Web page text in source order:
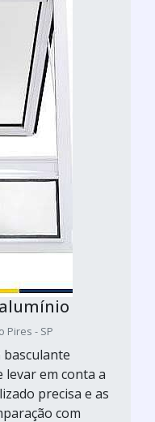
Pires - SP
em conta a
precisa e as
com